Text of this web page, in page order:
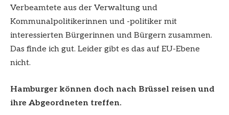
Verbeamtete aus der Verwaltung und
Kommunalpolitikerinnen und -politiker mit
interessierten Bürgerinnen und Bürgern zusammen.
Das finde ich gut. Leider gibt es das auf EU-Ebene
nicht.
Hamburger können doch nach Brüssel reisen und
ihre Abgeordneten treffen.